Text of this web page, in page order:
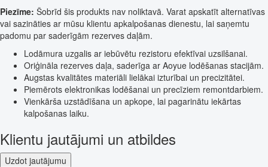
Piezīme: Šobrīd šis produkts nav noliktavā. Varat apskatīt alternatīvas
vai sazināties ar mūsu klientu apkalpošanas dienestu, lai saņemtu
padomu par saderīgām rezerves daļām.
Lodāmura uzgalis ar iebūvētu rezistoru efektīvai uzsilšanai.
Oriģināla rezerves daļa, saderīga ar Aoyue lodēšanas stacijām.
Augstas kvalitātes materiāli lielākai izturībai un precizitātei.
Piemērots elektronikas lodēšanai un precīziem remontdarbiem.
Vienkārša uzstādīšana un apkope, lai pagarinātu iekārtas
kalpošanas laiku.
Klientu jautājumi un atbildes
Uzdot jautājumu